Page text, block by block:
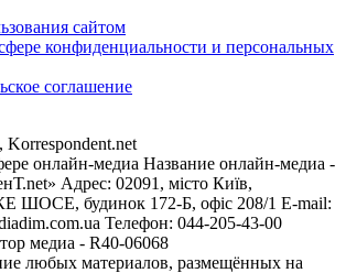
сайтом
конфиденциальности и персональных
соглашение
онлайн-медиа Название онлайн-медиа -
Адрес: 02091, місто Київ,
ШОСЕ, будинок 172-Б, офіс 208/1 E-mail:
Телефон: 044-205-43-00
медиа - R40-06068
любых материалов, размещённых на